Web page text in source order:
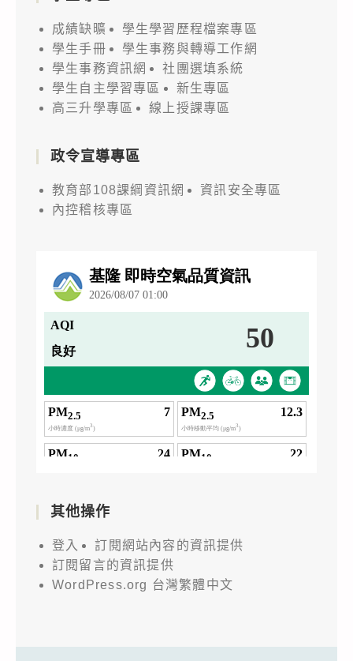
成績缺曠
學生學習歷程檔案專區
學生手冊
學生事務與轉導工作網
學生事務資訊網
社團選填系統
學生自主學習專區
新生專區
高三升學專區
線上授課專區
政令宣導專區
教育部108課綱資訊網
資訊安全專區
內控稽核專區
其他操作
登入
訂閱網站內容的資訊提供
訂閱留言的資訊提供
WordPress.org 台灣繁體中文